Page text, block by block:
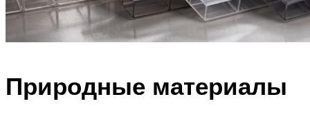
Природные материалы